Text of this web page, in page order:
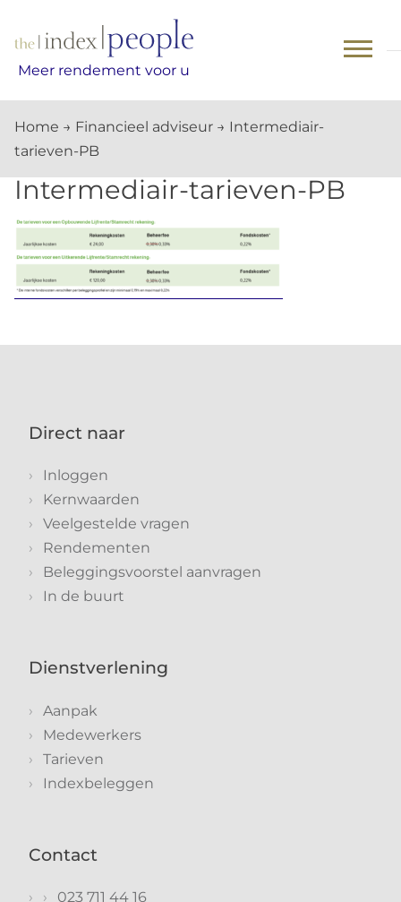
Meer rendement voor u
Home → Financieel adviseur → Intermediair-
tarieven-PB
Intermediair-tarieven-PB
Direct naar
Inloggen
Kernwaarden
Veelgestelde vragen
Rendementen
Beleggingsvoorstel aanvragen
In de buurt
Dienstverlening
Aanpak
Medewerkers
Tarieven
Indexbeleggen
Contact
023 711 44 16